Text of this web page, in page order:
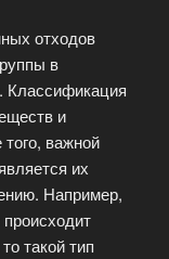
отходов
в
Классификация
и
важной
их
Например,
такой тип